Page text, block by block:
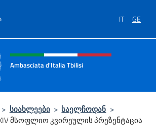
IT GE
and menu of site
Ambasciata d'Italia Tbilisi
> სიახლეები > საელჩოდან >
მსოფლიო კვირეულის პრეზენტაცია